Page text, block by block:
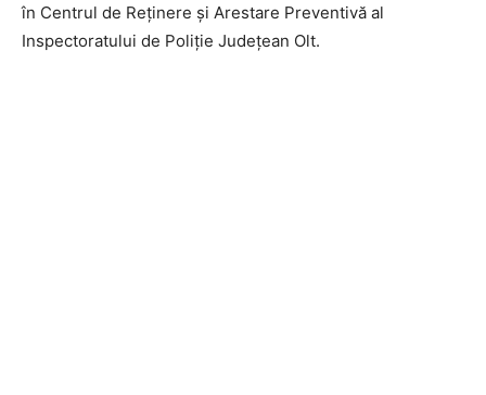
în Centrul de Reținere și Arestare Preventivă al
Inspectoratului de Poliție Județean Olt.